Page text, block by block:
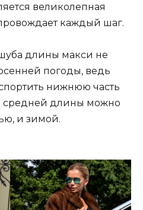
великолепная
каждый шаг.
длины макси не
погоды, ведь
нижнюю часть
средней длины можно
и зимой.